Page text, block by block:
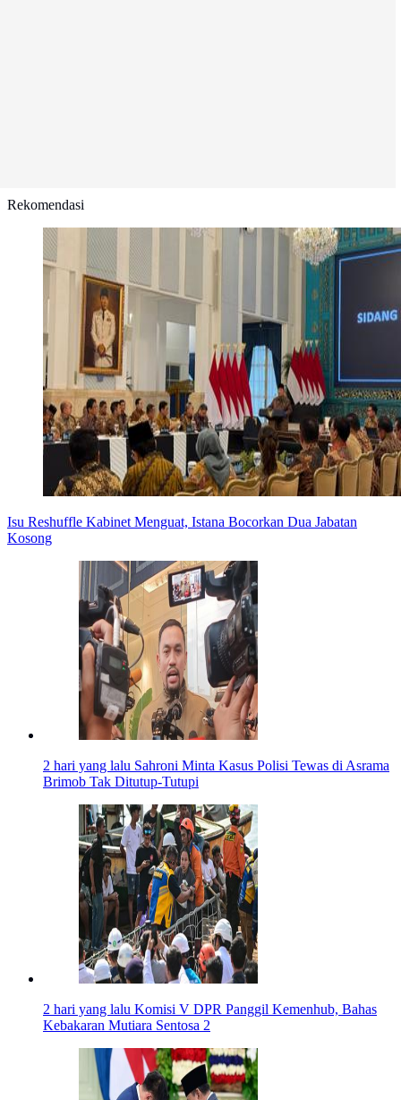
Rekomendasi
Isu Reshuffle Kabinet Menguat, Istana Bocorkan Dua Jabatan
Kosong
2 hari yang lalu Sahroni Minta Kasus Polisi Tewas di Asrama
Brimob Tak Ditutup-Tutupi
2 hari yang lalu Komisi V DPR Panggil Kemenhub, Bahas
Kebakaran Mutiara Sentosa 2